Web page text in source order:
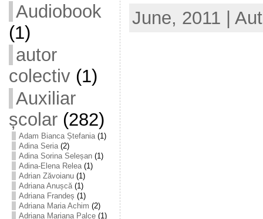
Audiobook
(1)
autor
colectiv(1)
Auxiliar
școlar(282)
Adam Bianca Ștefania(1)
Adina Seria(2)
Adina Sorina Seleșan(1)
Adina-Elena Relea(1)
Adrian Zăvoianu(1)
Adriana Anușcă(1)
Adriana Frandeș (1)
Adriana Maria Achim (2)
Adriana Mariana Palce(1)
June, 2011 |